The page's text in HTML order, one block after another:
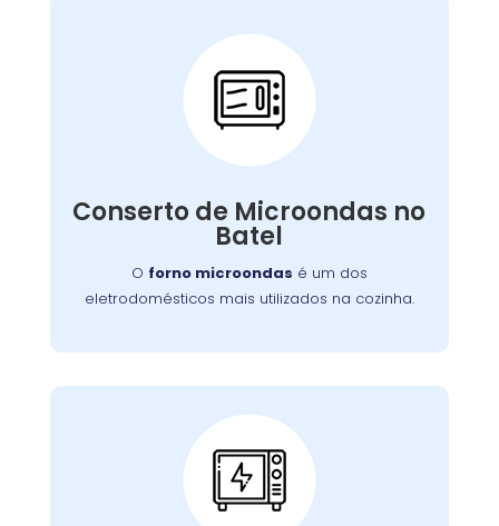
Conserto de Microondas no
Batel
O forno microondas é um dos
eletrodomésticos mais utilizados na cozinha.
Conserto de
Microondas:
Se o seu aparelho apresenta problemas como
equipe está preparada para consertá-lo com
eficiência, garantindo sua funcionalidade no
Conserto de Forno